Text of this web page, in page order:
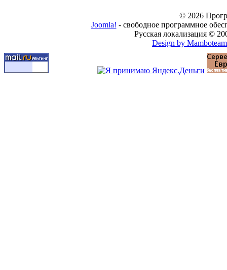
© 2026
Joomla! - свободное программное
Русская локализация ©
Design by